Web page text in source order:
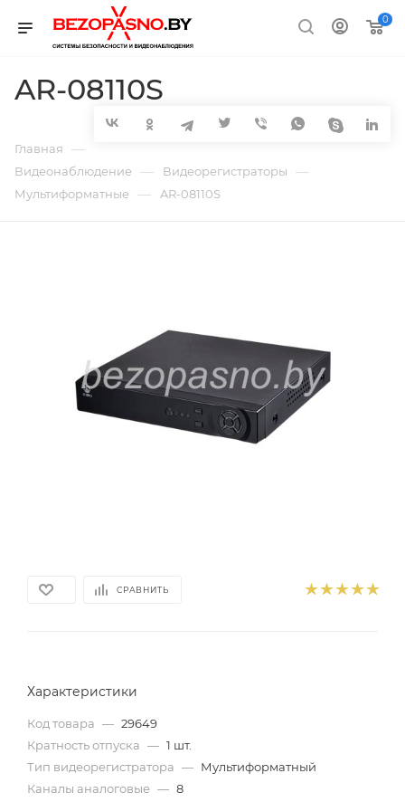
0
AR-08110S
Главная —
Видеонаблюдение — Видеорегистраторы —
Мультиформатные — AR-08110S
СРАВНИТЬ
Характеристики
Код товара — 29649
Кратность отпуска — 1 шт.
Тип видеорегистратора — Мультиформатный
Каналы аналоговые — 8